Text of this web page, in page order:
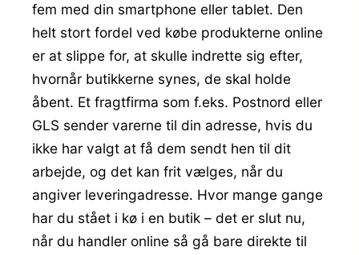
fem med din smartphone eller tablet. Den
helt stort fordel ved købe produkterne online
er at slippe for, at skulle indrette sig efter,
hvornår butikkerne synes, de skal holde
åbent. Et fragtfirma som f.eks. Postnord eller
GLS sender varerne til din adresse, hvis du
ikke har valgt at få dem sendt hen til dit
arbejde, og det kan frit vælges, når du
angiver leveringadresse. Hvor mange gange
har du stået i kø i en butik – det er slut nu,
når du handler online så gå bare direkte til